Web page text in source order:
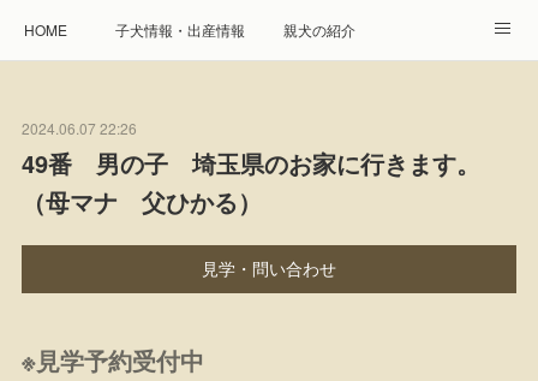
HOME 子犬情報・出産情報 親犬の紹介
遺伝疾患への取り組み アクセス
プレジール親睦会 特定商取引に基づく表記
2024.06.07 22:26
49番 男の子 埼玉県のお家に行きます。
（母マナ 父ひかる）
見学・問い合わせ
※見学予約受付中